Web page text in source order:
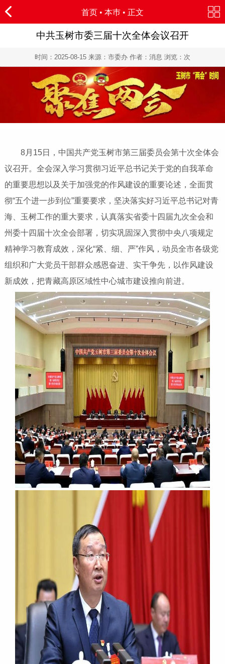
首页 • 本巿 • 正文
中共玉树市委三届十次全体会议召开
时间： 2025-08-15 来源：市委办 作者：消息 浏览： 次
8月15日，中国共产党玉树市第三届委员会第十次全体会
议召开。全会深入学习贯彻习近平总书记关于党的自我革命
的重要思想以及关于加强党的作风建设的重要论述，全面贯
彻“五个进一步到位”重要要求，坚决落实好习近平总书记对青
海、玉树工作的重大要求，认真落实省委十四届九次全会和
州委十四届十次全会部署，切实巩固深入贯彻中央八项规定
精神学习教育成效，深化“紧、细、严”作风，动员全市各级党
组织和广大党员干部群众感恩奋进、实干争先，以作风建设
新成效，把青藏高原区域性中心城市建设推向前进。